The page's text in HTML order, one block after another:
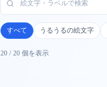
すべて うるうるの絵文字
20 / 20 個を表示